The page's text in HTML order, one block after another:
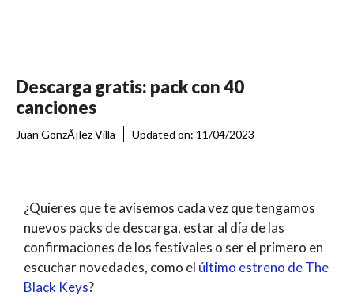
Descarga gratis: pack con 40
canciones
Juan GonzÃ¡lez Villa Updated on: 11/04/2023
¿Quieres que te avisemos cada vez que tengamos
nuevos packs de descarga, estar al día de las
confirmaciones de los festivales o ser el primero en
escuchar novedades, como el último estreno de The
Black Keys?